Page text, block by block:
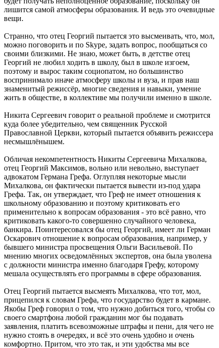
лишится самой атмосферы образования. И ведь это очевидные
вещи.
Странно, что отец Георгий пытается это высмеивать, что, мол,
можно поговорить и по Skype, задать вопрос, пообщаться со
своими близкими. Не знаю, может быть, в детстве отец
Георгий не любил ходить в школу, был в школе изгоем,
поэтому и вырос таким социопатом, но большинство
воспринимало иначе атмосферу школы и вуза, и прав наш
знаменитый режиссёр, многие сведения и навыки, умение
жить в обществе, в коллективе мы получили именно в школе.
Никита Сергеевич говорит о реальной проблеме и смотрится
куда более убедительно, чем священник Русской
Православной Церкви, который пытается объявить режиссера
несмышлёнышем.
Обличая некомпетентность Никиты Сергеевича Михалкова,
отец Георгий Максимов, вольно или невольно, выступает
адвокатом Германа Грефа. Оглупляя некоторые мысли
Михалкова, он фактически пытается вывести из-под удара
Грефа. Так, он утверждает, что Греф не имеет отношения к
школьному образованию и поэтому критиковать его
применительно к вопросам образования - это всё равно, что
критиковать какого-то совершенно случайного человека,
банкира. Поинтересовался бы отец Георгий, имеет ли Герман
Оскарович отношение к вопросам образования, например, у
бывшего министра просвещения Ольги Васильевой. По
мнению многих осведомлённых экспертов, она была уволена
с должности министра именно благодаря Грефу, которому
мешала осуществлять его программы в сфере образования.
Отец Георгий пытается высмеять Михалкова, что тот, мол,
прицепился к словам Грефа, что государство будет в кармане.
Якобы Греф говорил о том, что нужно добиться того, чтобы со
своего смартфона любой гражданин мог бы подавать
заявления, платить всевозможные штрафы и пени, для чего не
нужно стоять в очередях, и всё это очень удобно и очень
комфортно. Притом, что это так, и эти удобства мы все